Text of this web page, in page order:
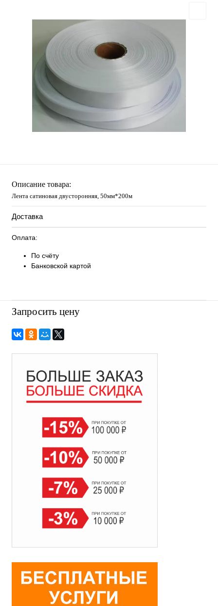
Описание товара:
Лента сатиновая двусторонняя, 50мм*200м
Доставка
Оплата:
По счёту
Банковской картой
Запросить цену